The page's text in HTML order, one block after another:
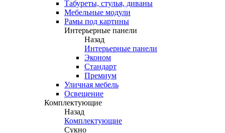
Табуреты, стулья, диваны
Мебельные модули
Рамы под картины
Интерьерные панели
Назад
Интерьерные панели
Эконом
Стандарт
Премиум
Уличная мебель
Освещение
Комплектующие
Назад
Комплектующие
Сукно